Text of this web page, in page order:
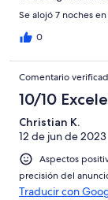
es Fragen gab
Lage des
abschalten
Se alojó 7 noches
0
Comentario
10/10
Christian K.
12 de jun de 2023
Aspectos
precisión del
Traducir con